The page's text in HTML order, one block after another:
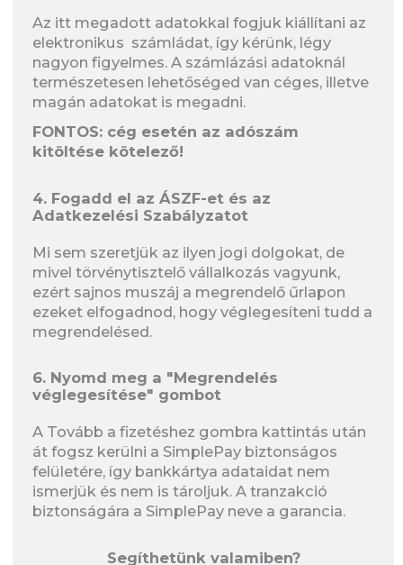
Az itt megadott adatokkal fogjuk kiállítani az
elektronikus számládat, így kérünk, légy
nagyon figyelmes. A számlázási adatoknál
természetesen lehetőséged van céges, illetve
magán adatokat is megadni.
FONTOS: cég esetén az adószám
kitöltése kötelező!
4. Fogadd el az ÁSZF-et és az
Adatkezelési Szabályzatot
Mi sem szeretjük az ilyen jogi dolgokat, de
mivel törvénytisztelő vállalkozás vagyunk,
ezért sajnos muszáj a megrendelő űrlapon
ezeket elfogadnod, hogy véglegesíteni tudd a
megrendelésed.
6. Nyomd meg a "Megrendelés
véglegesítése" gombot
A Tovább a fizetéshez gombra kattintás után
át fogsz kerülni a SimplePay biztonságos
felületére, így bankkártya adataidat nem
ismerjük és nem is tároljuk. A tranzakció
biztonságára a SimplePay neve a garancia.
Segíthetünk valamiben?